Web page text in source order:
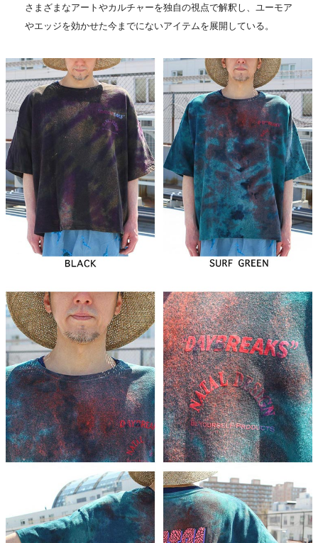
さまざまなアートやカルチャーを独自の視点で解釈し、ユーモア
やエッジを効かせた今までにないアイテムを展開している。